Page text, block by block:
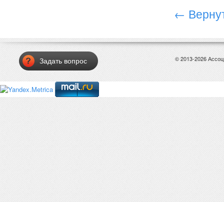
←
Задать вопрос © 2013-2026